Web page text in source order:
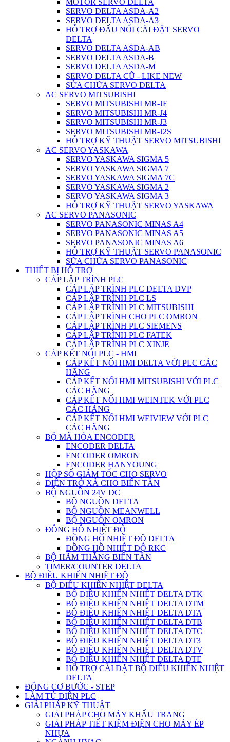
MOTOR SERVO DELTA
SERVO DELTA ASDA-A2
SERVO DELTA ASDA-A3
HỖ TRỢ ĐẤU NỐI CÀI ĐẶT SERVO
DELTA
SERVO DELTA ASDA-AB
SERVO DELTA ASDA-B
SERVO DELTA ASDA-M
SERVO DELTA CŨ - LIKE NEW
SỬA CHỮA SERVO DELTA
AC SERVO MITSUBISHI
SERVO MITSUBISHI MR-JE
SERVO MITSUBISHI MR-J4
SERVO MITSUBISHI MR-J3
SERVO MITSUBISHI MR-J2S
HỖ TRỢ KỸ THUẬT SERVO MITSUBISHI
AC SERVO YASKAWA
SERVO YASKAWA SIGMA 5
SERVO YASKAWA SIGMA 7
SERVO YASKAWA SIGMA 7C
SERVO YASKAWA SIGMA 2
SERVO YASKAWA SIGMA 3
HỖ TRỢ KỸ THUẬT SERVO YASKAWA
AC SERVO PANASONIC
SERVO PANASONIC MINAS A4
SERVO PANASONIC MINAS A5
SERVO PANASONIC MINAS A6
HỖ TRỢ KỸ THUẬT SERVO PANASONIC
SỮA CHỮA SERVO PANASONIC
THIẾT BỊ HỖ TRỢ
CÁP LẬP TRÌNH PLC
CÁP LẬP TRÌNH PLC DELTA DVP
CÁP LẬP TRÌNH PLC LS
CÁP LẬP TRÌNH PLC MITSUBISHI
CÁP LẬP TRÌNH CHO PLC OMRON
CÁP LẬP TRÌNH PLC SIEMENS
CÁP LẬP TRÌNH PLC FATEK
CÁP LẬP TRÌNH PLC XINJE
CÁP KẾT NỐI PLC - HMI
CÁP KẾT NỐI HMI DELTA VỚI PLC CÁC
HÃNG
CÁP KẾT NỐI HMI MITSUBISHI VỚI PLC
CÁC HÃNG
CÁP KẾT NỐI HMI WEINTEK VỚI PLC
CÁC HÃNG
CÁP KẾT NỐI HMI WEIVIEW VỚI PLC
CÁC HÃNG
BỘ MÃ HÓA ENCODER
ENCODER DELTA
ENCODER OMRON
ENCODER HANYOUNG
HỘP SỐ GIẢM TỐC CHO SERVO
ĐIỆN TRỞ XẢ CHO BIẾN TẦN
BỘ NGUỒN 24V DC
BỘ NGUỒN DELTA
BỘ NGUỒN MEANWELL
BỘ NGUỒN OMRON
ĐỒNG HỒ NHIỆT ĐỘ
ĐỒNG HỒ NHIỆT ĐỘ DELTA
ĐỒNG HỒ NHIỆT ĐỘ RKC
BỘ HÃM THẮNG BIẾN TẦN
TIMER/COUNTER DELTA
BỘ ĐIỀU KHIỂN NHIỆT ĐỘ
BỘ ĐIỀU KHIỂN NHIỆT DELTA
BỘ ĐIỀU KHIỂN NHIỆT DELTA DTK
BỘ ĐIỀU KHIỂN NHIỆT DELTA DTM
BỘ ĐIỀU KHIỂN NHIỆT DELTA DTA
BỘ ĐIỀU KHIỂN NHIỆT DELTA DTB
BỘ ĐIỀU KHIỂN NHIỆT DELTA DTC
BỘ ĐIỀU KHIỂN NHIỆT DELTA DT3
BỘ ĐIỀU KHIỂN NHIỆT DELTA DTV
BỘ ĐIỀU KHIỂN NHIỆT DELTA DTE
HỖ TRỢ CÀI ĐẶT BỘ ĐIỀU KHIỂN NHIỆT
DELTA
ĐỘNG CƠ BƯỚC - STEP
LÀM TỦ ĐIỆN PLC
GIẢI PHÁP KỸ THUẬT
GIẢI PHÁP CHO MÁY KHẨU TRANG
GIẢI PHÁP TIẾT KIỆM ĐIỆN CHO MÁY ÉP
NHỰA